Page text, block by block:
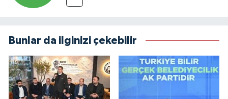
Bunlar da ilginizi çekebilir